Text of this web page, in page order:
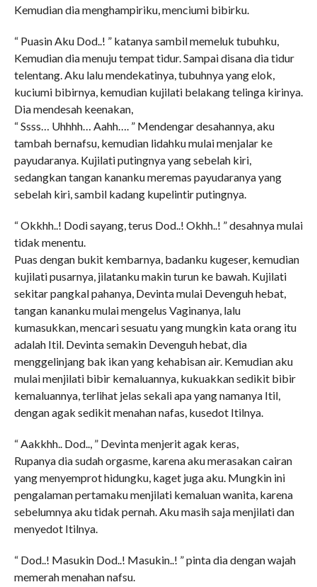
Kemudian dia menghampiriku, menciumi bibirku.
“ Puasin Aku Dod..! ” katanya sambil memeluk tubuhku,
Kemudian dia menuju tempat tidur. Sampai disana dia tidur
telentang. Aku lalu mendekatinya, tubuhnya yang elok,
kuciumi bibirnya, kemudian kujilati belakang telinga kirinya.
Dia mendesah keenakan,
“ Ssss… Uhhhh… Aahh…. ” Mendengar desahannya, aku
tambah bernafsu, kemudian lidahku mulai menjalar ke
payudaranya. Kujilati putingnya yang sebelah kiri,
sedangkan tangan kananku meremas payudaranya yang
sebelah kiri, sambil kadang kupelintir putingnya.
“ Okkhh..! Dodi sayang, terus Dod..! Okhh..! ” desahnya mulai
tidak menentu.
Puas dengan bukit kembarnya, badanku kugeser, kemudian
kujilati pusarnya, jilatanku makin turun ke bawah. Kujilati
sekitar pangkal pahanya, Devinta mulai Devenguh hebat,
tangan kananku mulai mengelus Vaginanya, lalu
kumasukkan, mencari sesuatu yang mungkin kata orang itu
adalah Itil. Devinta semakin Devenguh hebat, dia
menggelinjang bak ikan yang kehabisan air. Kemudian aku
mulai menjilati bibir kemaluannya, kukuakkan sedikit bibir
kemaluannya, terlihat jelas sekali apa yang namanya Itil,
dengan agak sedikit menahan nafas, kusedot Itilnya.
“ Aakkhh.. Dod.., ” Devinta menjerit agak keras,
Rupanya dia sudah orgasme, karena aku merasakan cairan
yang menyemprot hidungku, kaget juga aku. Mungkin ini
pengalaman pertamaku menjilati kemaluan wanita, karena
sebelumnya aku tidak pernah. Aku masih saja menjilati dan
menyedot Itilnya.
“ Dod..! Masukin Dod..! Masukin..! ” pinta dia dengan wajah
memerah menahan nafsu.